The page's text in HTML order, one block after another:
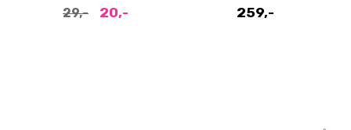
29,- 20,- 259,-